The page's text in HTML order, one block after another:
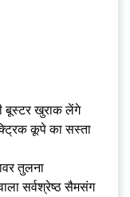
बूस्टर खुराक लेंगे
कूपे का सस्ता
तुलना
सर्वश्रेष्ठ सैमसंग